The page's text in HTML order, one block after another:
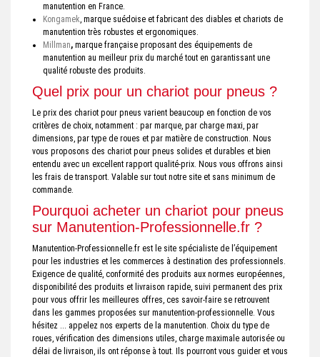
manutention en France.
Kongamek, marque suédoise et fabricant des diables et chariots de
manutention très robustes et ergonomiques.
Millman, marque française proposant des équipements de
manutention au meilleur prix du marché tout en garantissant une
qualité robuste des produits.
Quel prix pour un chariot pour pneus ?
Le prix des chariot pour pneus varient beaucoup en fonction de vos
critères de choix, notamment : par marque, par charge maxi, par
dimensions, par type de roues et par matière de construction. Nous
vous proposons des chariot pour pneus solides et durables et bien
entendu avec un excellent rapport qualité-prix. Nous vous offrons ainsi
les frais de transport. Valable sur tout notre site et sans minimum de
commande.
Pourquoi acheter un chariot pour pneus
sur Manutention-Professionnelle.fr ?
Manutention-Professionnelle.fr est le site spécialiste de l’équipement
pour les industries et les commerces à destination des professionnels.
Exigence de qualité, conformité des produits aux normes européennes,
disponibilité des produits et livraison rapide, suivi permanent des prix
pour vous offrir les meilleures offres, ces savoir-faire se retrouvent
dans les gammes proposées sur manutention-professionnelle. Vous
hésitez ... appelez nos experts de la manutention. Choix du type de
roues, vérification des dimensions utiles, charge maximale autorisée ou
délai de livraison, ils ont réponse à tout. Ils pourront vous guider et vous